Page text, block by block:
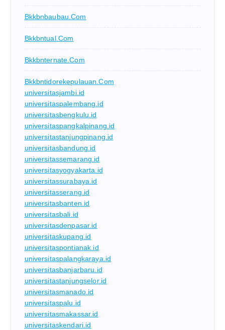
Bkkbnbaubau.com
Bkkbntual.com
Bkkbnternate.com
Bkkbntidorekepulauan.com
universitasjambi.id
universitaspalembang.id
universitasbengkulu.id
universitaspangkalpinang.id
universitastanjungpinang.id
universitasbandung.id
universitassemarang.id
universitasyogyakarta.id
universitassurabaya.id
universitasserang.id
universitasbanten.id
universitasbali.id
universitasdenpasar.id
universitaskupang.id
universitaspontianak.id
universitaspalangkaraya.id
universitasbanjarbaru.id
universitastanjungselor.id
universitasmanado.id
universitaspalu.id
universitasmakassar.id
universitaskendari.id